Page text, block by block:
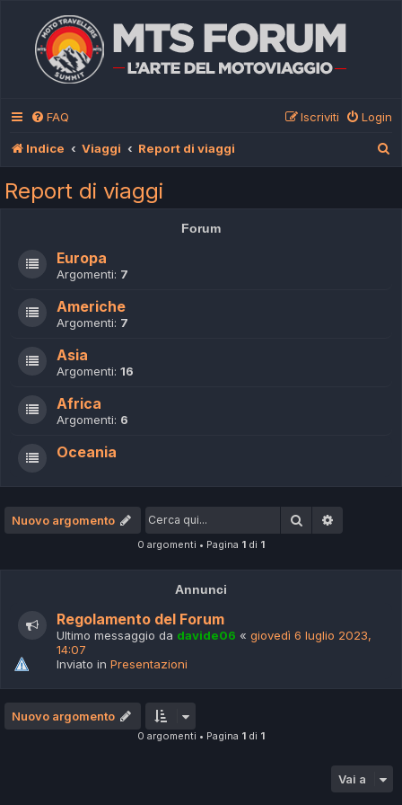
FAQ Login
Iscriviti
Indice Viaggi Report di viaggi
Report di viaggi
Forum
Europa
Argomenti: 7
Americhe
Argomenti: 7
Asia
Argomenti: 16
Africa
Argomenti: 6
Oceania
Nuovo argomento Cerca
0 argomenti • Pagina 1 di 1
Annunci
Regolamento del Forum
Ultimo messaggio da davide06 « giovedì 6 luglio 2023,
14:07
Inviato in Presentazioni
Nuovo argomento
0 argomenti • Pagina 1 di 1
Vai a